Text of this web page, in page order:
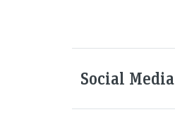
Social Media